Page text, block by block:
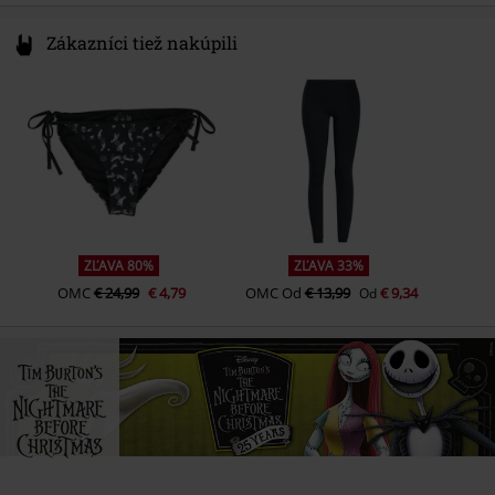
Zákazníci tiež nakúpili
ZĽAVA 80%
OMC€ 24,99 € 4,79
ZĽAVA 33%
OMC Od€ 13,99 Od € 9,34